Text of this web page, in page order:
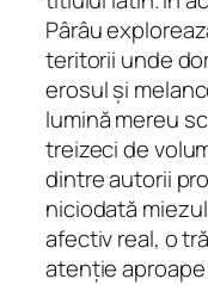
Pârâu
teritorii unde
erosul și
lumină mereu
treizeci de
dintre autorii
niciodată
afectiv real, o
atenție